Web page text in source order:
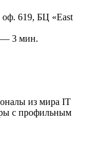
619, БЦ «East
— 3 мин.
из мира IT
с профильным